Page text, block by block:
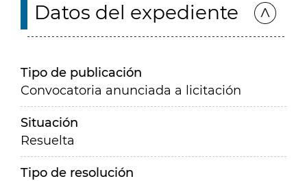
Datos del expediente
Tipo de publicación
Convocatoria anunciada a licitación
Situación
Resuelta
Tipo de resolución